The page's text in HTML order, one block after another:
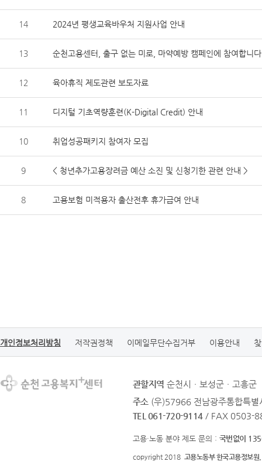
14 2024년 평생교육바우처 지원사업 안내
13 순천고용센터, 출구 없는 미로, 마약예방 캠페인에 참여합니다
12 육아휴직 제도관련 보도자료
11 디지털 기초역량훈련(K-Digital Credit) 안내
10 취업성공패키지 참여자 모집
9 < 청년추가고용장려금 예산 소진 및 신청기한 관련 안내 >
8 고용보험 미적용자 출산전후 휴가급여 안내
개인정보처리방침 저작권정책 이메일무단수집거부 이용안내
관할지역 순천시ㆍ보성군ㆍ고흥군
주소 (우)57966 전남광주통합특
TEL 061-720-9114 / FAX 0503-
고용·노동 분야 제도 문의 : 국번없이
copyright 2018 고용노동부 한국고용정보원.